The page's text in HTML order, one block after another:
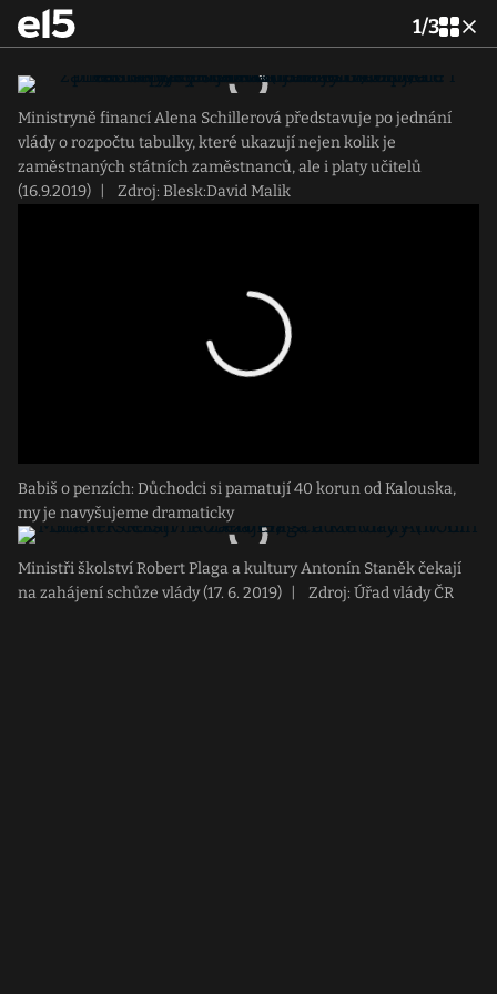
1/3
Ministryně financí Alena Schillerová představuje po jednání
vlády o rozpočtu tabulky, které ukazují nejen kolik je
zaměstnaných státních zaměstnanců, ale i platy učitelů
(16.9.2019)
Zdroj: Blesk:David Malik
Babiš o penzích: Důchodci si pamatují 40 korun od Kalouska,
my je navyšujeme dramaticky
Ministři školství Robert Plaga a kultury Antonín Staněk čekají
na zahájení schůze vlády (17. 6. 2019)
Zdroj: Úřad vlády ČR